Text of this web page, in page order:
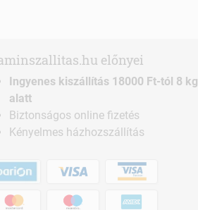
előnyei
Ingyenes kiszállítás 18000 Ft-tól 8 kg
alatt
Biztonságos online fizetés
Kényelmes házhozszállítás